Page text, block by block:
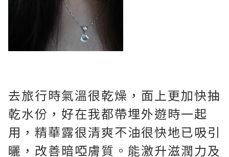
去旅行時氣溫很乾燥，面上更加快抽
乾水份， 好在我都帶埋外遊時一起
用，精華露很清爽不油很快地已吸引
曬 ，改善暗啞膚質。能激升滋潤力及